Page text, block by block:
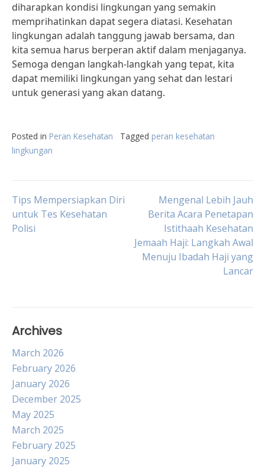
diharapkan kondisi lingkungan yang semakin
memprihatinkan dapat segera diatasi. Kesehatan
lingkungan adalah tanggung jawab bersama, dan
kita semua harus berperan aktif dalam menjaganya.
Semoga dengan langkah-langkah yang tepat, kita
dapat memiliki lingkungan yang sehat dan lestari
untuk generasi yang akan datang.
Posted in Peran Kesehatan Tagged peran kesehatan
lingkungan
Post
navigation
Tips Mempersiapkan Diri
untuk Tes Kesehatan
Polisi
Mengenal Lebih Jauh
Berita Acara Penetapan
Istithaah Kesehatan
Jemaah Haji: Langkah Awal
Menuju Ibadah Haji yang
Lancar
Archives
March 2026
February 2026
January 2026
December 2025
May 2025
March 2025
February 2025
January 2025